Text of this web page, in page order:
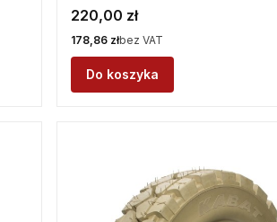
Cena
220,00 zł
Cena
178,86 złbez VAT
Do koszyka